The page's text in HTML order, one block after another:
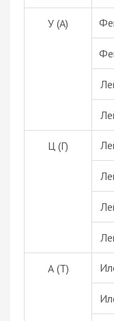
У (А)
Ц (Г)
А (Т)